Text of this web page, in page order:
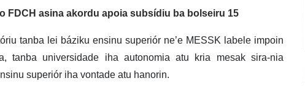
FDCH asina akordu apoia subsídiu ba bolseiru 15
tanba lei báziku ensinu superiór ne’e MESSK labele impoin
tanba universidade iha autonomia atu kria mesak sira-nia
superiór iha vontade atu hanorin.